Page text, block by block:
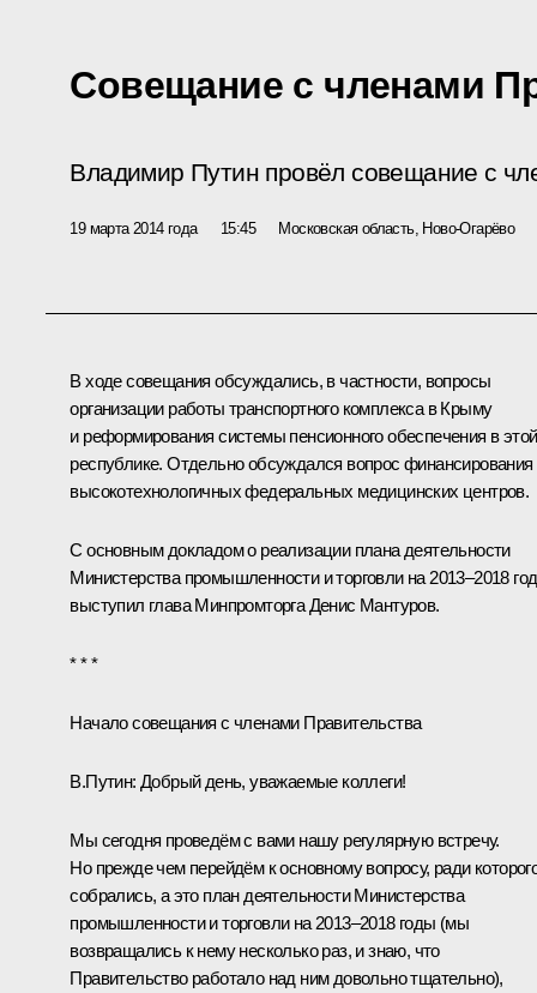
Совещание с членами
Владимир Путин провёл совещание с
19 марта 2014 года 15:45 Московская область, Ново-Огарёво
В ходе совещания обсуждались, в частности, вопросы
организации работы транспортного комплекса в Крыму
и реформирования системы пенсионного обеспечения в этой
республике. Отдельно обсуждался вопрос финансирования
высокотехнологичных федеральных медицинских центров.
С основным докладом о реализации плана деятельности
Министерства промышленности и торговли на 2013–2018
выступил глава Минпромторга Денис Мантуров.
* * *
Начало совещания с членами Правительства
В.Путин: Добрый день, уважаемые коллеги!
Мы сегодня проведём с вами нашу регулярную встречу.
Но прежде чем перейдём к основному вопросу, ради
собрались, а это план деятельности Министерства
промышленности и торговли на 2013–2018 годы (мы
возвращались к нему несколько раз, и знаю, что
Правительство работало над ним довольно тщательно),